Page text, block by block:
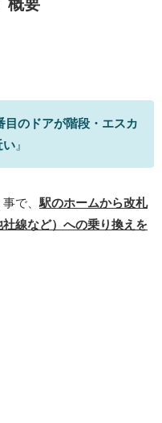
概要
のドアが階段・エスカ
い 』
で、 駅のホームから改札
線など）への乗り換えを